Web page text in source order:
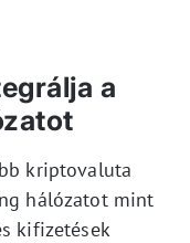
a
kriptovaluta
hálózatot mint
kifizetések